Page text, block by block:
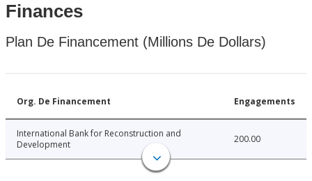
Finances
Plan De Financement (Millions De Dollars)
Org. De Financement Engagements
International Bank for Reconstruction and
Development
200.00